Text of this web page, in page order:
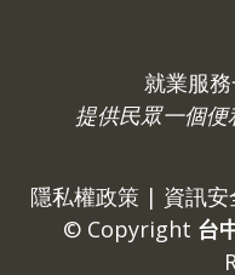
就業服
提供民眾一個便
隱私權政策| 資訊
© Copyright 台